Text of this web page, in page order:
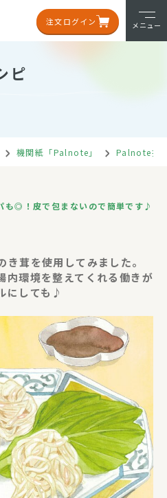
注文ログイン メニュー
ピ
機関紙「Palnote」 Palnote掲
も◎！皮で包まないので簡単です♪
茸を使用してみました。
内環境を整えてくれる働きが
にしても♪